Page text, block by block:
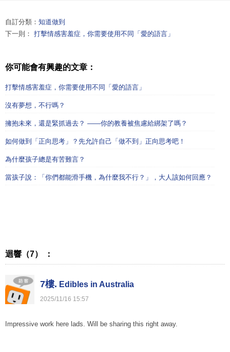
自訂分類： 知道做到
下一則： 打擊情感害羞症，你需要使用不同「愛的語言」
你可能會有興趣的文章：
打擊情感害羞症，你需要使用不同「愛的語言」
沒有夢想，不行嗎？
擁抱未來，還是緊抓過去？ ——你的教養被焦慮給綁架了嗎？
如何做到「正向思考」？先允許自己「做不到」正向思考吧！
為什麼孩子總是有苦難言？
當孩子說：「你們都能滑手機，為什麼我不行？」，大人該如何回應？
迴響（7） ：
7樓. Edibles in Australia
2025/11/16 15:57
Impressive work here lads. Will be sharing this right away.